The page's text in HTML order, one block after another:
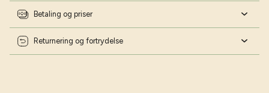
Betaling og priser
Returnering og fortrydelse